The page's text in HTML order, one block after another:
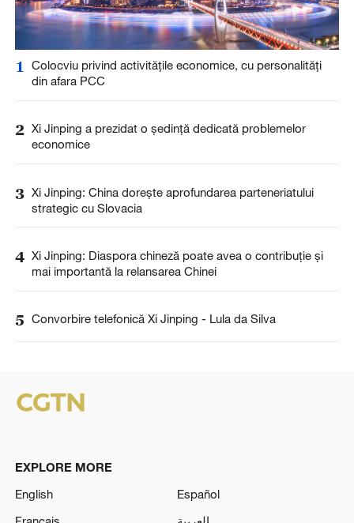
1
Colocviu privind activitățile economice, cu personalități
din afara PCC
2 Xi Jinping a prezidat o ședință dedicată problemelor
economice
3 Xi Jinping: China dorește aprofundarea parteneriatului
strategic cu Slovacia
4 Xi Jinping: Diaspora chineză poate avea o contribuție și
mai importantă la relansarea Chinei
5 Convorbire telefonică Xi Jinping - Lula da Silva
EXPLORE MORE
English
Español